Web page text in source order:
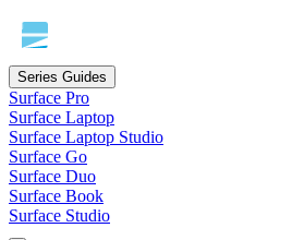
Series Guides
Surface Pro
Surface Laptop
Surface Laptop Studio
Surface Go
Surface Duo
Surface Book
Surface Studio